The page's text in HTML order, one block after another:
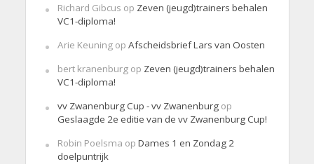
Richard Gibcus op Zeven (jeugd)trainers behalen
VC1-diploma!
Arie Keuningop Afscheidsbrief Lars van Oosten
bert kranenburgop Zeven (jeugd)trainers behalen
VC1-diploma!
vv Zwanenburg Cup - vv Zwanenburgop
Geslaagde 2e editie van de vv Zwanenburg Cup!
Robin Poelsma op Dames 1 en Zondag 2
doelpuntrijk